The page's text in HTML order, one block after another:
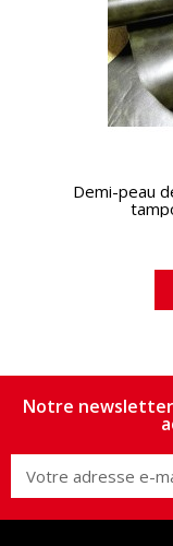
Demi-peau
Notre